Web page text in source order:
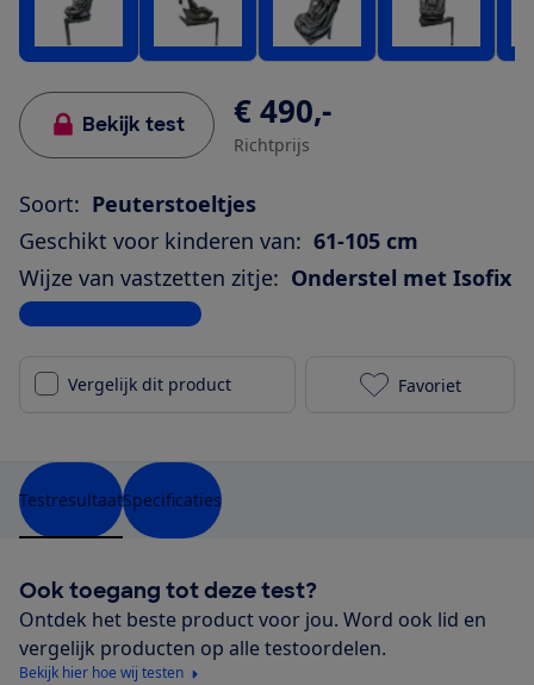
Bekijk test € 490,-
Richtprijs
Soort: Peuterstoeltjes
Geschikt voor kinderen van: 61-105 cm
Wijze van vastzetten zitje: Onderstel met Isofix
Bekijk alle specificaties
Vergelijk dit product Peg Perego
Favoriet
TestresultaatSpecificaties
Ook toegang tot deze test?
Ontdek het beste product voor jou. Word ook lid en
vergelijk producten op alle testoordelen.
Bekijk hier hoe wij testen